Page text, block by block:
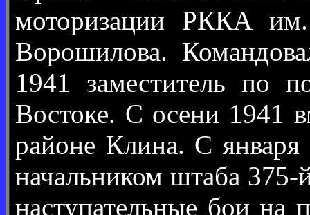
моторизации РККА
Ворошилова.
1941 заместитель по
Востоке. С осени 1941
районе Клина. С
начальником штаба 375-
наступательные бои на